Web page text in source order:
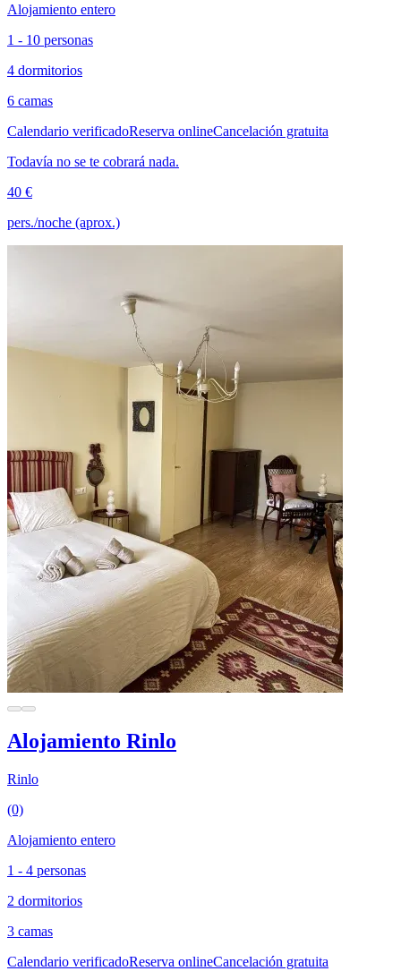
Alojamiento entero
1 - 10 personas
4 dormitorios
6 camas
Calendario verificadoReserva onlineCancelación gratuita
Todavía no se te cobrará nada.
40 €
pers./noche (aprox.)
Alojamiento Rinlo
Rinlo
(0)
Alojamiento entero
1 - 4 personas
2 dormitorios
3 camas
Calendario verificadoReserva onlineCancelación gratuita